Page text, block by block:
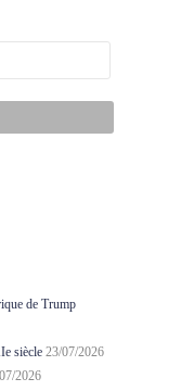
de Trump
siècle 23/07/2026
2026